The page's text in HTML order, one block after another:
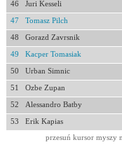
46 Juri Kesseli
47 Tomasz Pilch
48 Gorazd Zavrsnik
49 Kacper Tomasiak
50 Urban Simnic
51 Ozbe Zupan
52 Alessandro Batby
53 Erik Kapias
przesuń kursor myszy